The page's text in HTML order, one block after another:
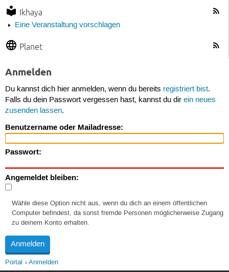
Ikhaya
Eine Veranstaltung vorschlagen
Planet
Anmelden
Du kannst dich hier anmelden, wenn du bereits registriert bist.
Falls du dein Passwort vergessen hast, kannst du dir ein neues
zusenden lassen.
Benutzername oder Mailadresse:
Passwort:
Angemeldet bleiben:
Wähle diese Option nicht aus, wenn du dich an einem öffentlichen
Computer befindest, da sonst fremde Personen möglicherweise Zugang
zu deinem Konto erhalten.
Portal Anmelden